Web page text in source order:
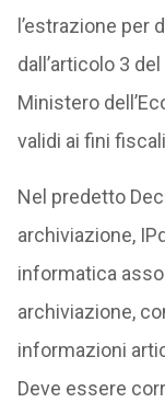
l’estrazione per
dall’articolo 3
Ministero
validi ai fini
Nel predetto
archiviazione,
informatica
archiviazione,
informazioni
Deve essere